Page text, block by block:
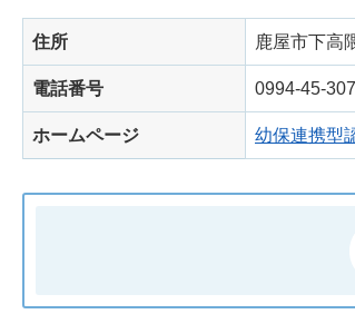
住所 鹿屋市下高
電話番号 0994-45-
ホームページ 幼保連携型